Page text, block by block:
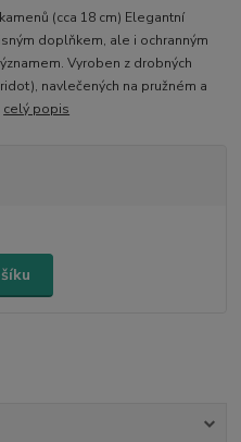
(cca 18 cm) Elegantní
doplňkem, ale i ochranným
Vyroben z drobných
navlečených na pružném a
celý popis